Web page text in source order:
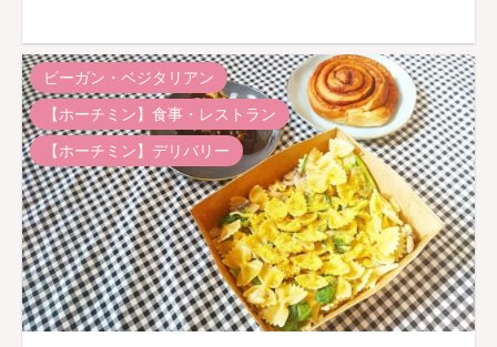
ビーガン・ベジタリアン
【ホーチミン】食事・レストラン
【ホーチミン】デリバリー